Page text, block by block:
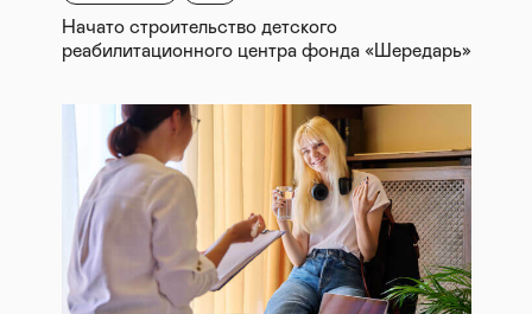
Начато строительство детского
реабилитационного центра фонда «Шередарь»